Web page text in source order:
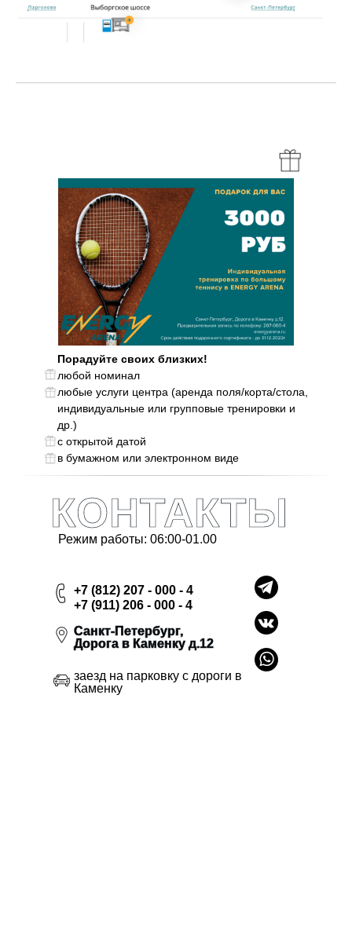
любой номинал
любые услуги центра (аренда поля/корта/стола,
индивидуальные или групповые тренировки и
др.)
с открытой датой
в бумажном или электронном виде
Порадуйте своих близких!
КОНТАКТЫ
Санкт-Петербург,
Дорога в Каменку д.12
Режим работы: 06:00-01.00
+7 (812) 207 - 000 - 4
заезд на парковку с дороги в
Каменку
+7 (911) 206 - 000 - 4